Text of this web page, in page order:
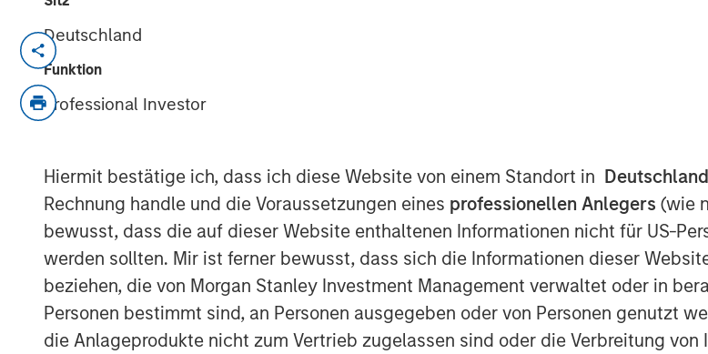
Deutschland
Funktion
Professional Investor
Hiermit bestätige ich, dass ich diese Website von einem Standort in Deutschland
Rechnung handle und die Voraussetzungen eines professionellen Anlegers (wie
bewusst, dass die auf dieser Website enthaltenen Informationen nicht für US-
werden sollten. Mir ist ferner bewusst, dass sich die Informationen dieser
beziehen, die von Morgan Stanley Investment Management verwaltet oder in
Personen bestimmt sind, an Personen ausgegeben oder von Personen genutzt
die Anlageprodukte nicht zum Vertrieb zugelassen sind oder die Verbreitung
NEW YORK — Oct 11, 2007
Markets, LLC (Tops) from Koninklijke Ahold, N.V. (Ahold) for $310 million. Tops
stores in Western New York, Mid-State New York, including Rochester, and
Northwestern Pennsylvania. Tops employs more than 10,000 associates. The
acquisition is expected to close before the end of 2007.
Throughout the transaction, Morgan Stanley Private Equity has worked closely
with Frank Curci, former CEO of Tops from 2000 to 2003. It is expected that Mr.
Curci will serve on Tops’ Board of Directors and lead the transition team during
the coming months. Morgan Stanley Private Equity will continue to operate all